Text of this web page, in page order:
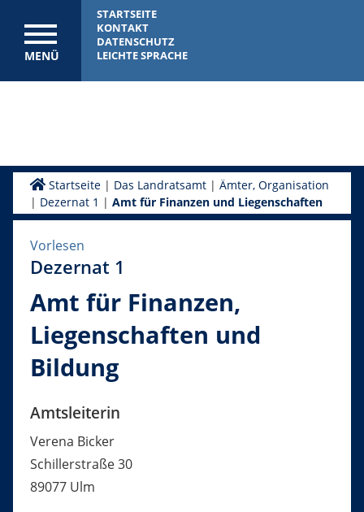
MENÜ
STARTSEITE
KONTAKT
DATENSCHUTZ
LEICHTE SPRACHE
Startseite| Das Landratsamt| Ämter, Organisation
| Dezernat 1 | Amt für Finanzen und Liegenschaften
Vorlesen
Dezernat 1
Amt für Finanzen,
Liegenschaften und
Bildung
Amtsleiterin
Verena Bicker
Schillerstraße 30
89077 Ulm